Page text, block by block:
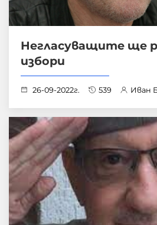
Негласуващите ще
избори
26-09-2022г. 539 Иван